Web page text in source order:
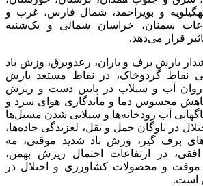
و بویراحمد، شمال فارس، غرب و
سمنان، خراسان شمالی و یک‌شنبه
قرار می‌دهد.
بارش برف و باران، رعدوبرق، وزش باد
نقاط گردوخاک، در نقاط مستعد بارش
روان آب و سیلاب در پایین دست و ریزش
محسوس دما و ماندگاری هوای سرد و
آب رودخانه‌ها و سیلابی شدن مسیل‌ها
در ناوگان حمل و نقل، لغزندگی جاده‌ها،
برف گیر، وزش باد شدید موقتی، مه
در ارتفاعات احتمال ریزش بهمن،
و محصولات کشاورزی و اختلال در
است.